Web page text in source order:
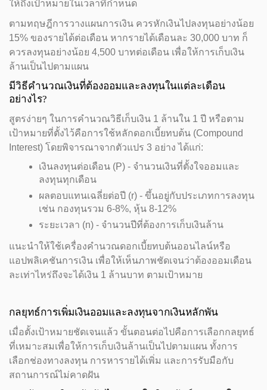
ให้ถึงเป้าหมายในเวลาที่กำหนด
ตามทฤษฎีการวางแผนการเงิน ควรหักเงินไปลงทุนอย่างน้อย
15% ของรายได้ต่อเดือน หากรายได้เดือนละ 30,000 บาท ก็
ควรลงทุนอย่างน้อย 4,500 บาทต่อเดือน เพื่อให้การเก็บเงิน
ล้านเป็นไปตามแผน
มีวิธีคำนวณเงินที่ต้องออมและลงทุนในแต่ละเดือน
อย่างไร?
สูตรง่ายๆ ในการคำนวณวิธีเก็บเงิน 1 ล้านใน 1 ปี หรือตาม
เป้าหมายที่ตั้งไว้คือการใช้หลักดอกเบี้ยทบต้น (Compound
Interest) โดยพิจารณาจากตัวแปร 3 อย่าง ได้แก่:
เงินลงทุนต่อเดือน (P) - จำนวนเงินที่ตั้งใจออมและ
ลงทุนทุกเดือน
ผลตอบแทนเฉลี่ยต่อปี (r) - ขึ้นอยู่กับประเภทการลงทุน
เช่น กองทุนรวม 6-8%, หุ้น 8-12%
ระยะเวลา (n) - จำนวนปีที่ต้องการเก็บเงินล้าน
แนะนำให้ใช้เครื่องคำนวณดอกเบี้ยทบต้นออนไลน์หรือ
แอปพลิเคชันการเงิน เพื่อให้เห็นภาพชัดเจนว่าต้องออมเดือน
ละเท่าไหร่ถึงจะได้เงิน 1 ล้านบาท ตามเป้าหมาย
กลยุทธ์การเพิ่มเงินออมและลงทุนจากเงินหลักพัน
เมื่อตั้งเป้าหมายชัดเจนแล้ว ขั้นตอนต่อไปคือการเลือกกลยุทธ์
ที่เหมาะสมเพื่อให้การเก็บเงินล้านเป็นไปตามแผน ทั้งการ
เลือกช่องทางลงทุน การหารายได้เพิ่ม และการรับมือกับ
สถานการณ์ไม่คาดฝัน